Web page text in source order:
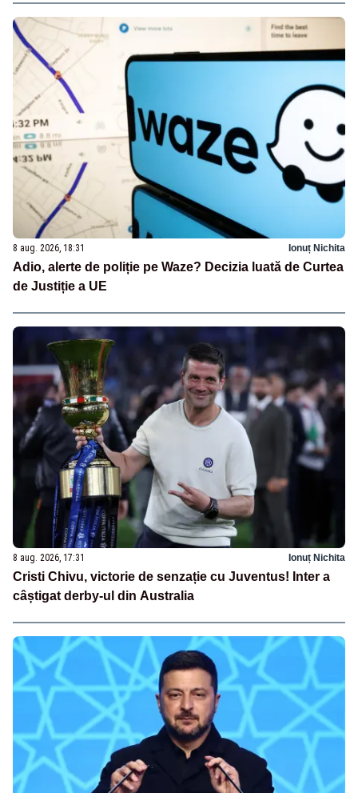
8 aug. 2026, 18:31 Ionuț Nichita
Adio, alerte de poliție pe Waze? Decizia luată de Curtea
de Justiție a UE
8 aug. 2026, 17:31 Ionuț Nichita
Cristi Chivu, victorie de senzație cu Juventus! Inter a
câștigat derby-ul din Australia